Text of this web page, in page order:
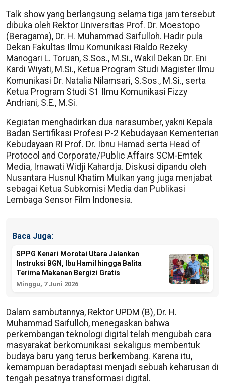
Talk show yang berlangsung selama tiga jam tersebut
dibuka oleh Rektor Universitas Prof. Dr. Moestopo
(Beragama), Dr. H. Muhammad Saifulloh. Hadir pula
Dekan Fakultas Ilmu Komunikasi Rialdo Rezeky
Manogari L. Toruan, S.Sos., M.Si., Wakil Dekan Dr. Eni
Kardi Wiyati, M.Si., Ketua Program Studi Magister Ilmu
Komunikasi Dr. Natalia Nilamsari, S.Sos., M.Si., serta
Ketua Program Studi S1 Ilmu Komunikasi Fizzy
Andriani, S.E., M.Si.
Kegiatan menghadirkan dua narasumber, yakni Kepala
Badan Sertifikasi Profesi P-2 Kebudayaan Kementerian
Kebudayaan RI Prof. Dr. Ibnu Hamad serta Head of
Protocol and Corporate/Public Affairs SCM-Emtek
Media, Irnawati Widji Kahardja. Diskusi dipandu oleh
Nusantara Husnul Khatim Mulkan yang juga menjabat
sebagai Ketua Subkomisi Media dan Publikasi
Lembaga Sensor Film Indonesia.
Baca Juga:
SPPG Kenari Morotai Utara Jalankan
Instruksi BGN, Ibu Hamil hingga Balita
Terima Makanan Bergizi Gratis
Minggu, 7 Juni 2026
Dalam sambutannya, Rektor UPDM (B), Dr. H.
Muhammad Saifulloh, menegaskan bahwa
perkembangan teknologi digital telah mengubah cara
masyarakat berkomunikasi sekaligus membentuk
budaya baru yang terus berkembang. Karena itu,
kemampuan beradaptasi menjadi sebuah keharusan di
tengah pesatnya transformasi digital.